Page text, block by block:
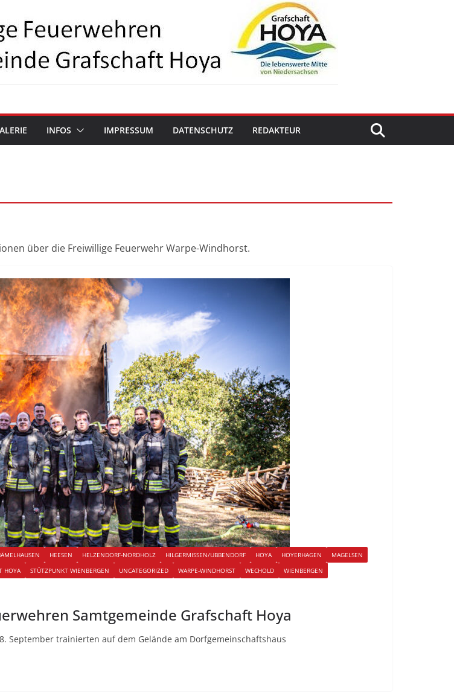
INFOS IMPRESSUM DATENSCHUTZ REDAKTEUR
über die Freiwillige Feuerwehr Warpe-Windhorst.
HEESEN HELZENDORF-NORDHOLZ HILGERMISSEN/UBBENDORF HOYA HOYERHAGEN
MAGELSEN
HOYA STÜTZPUNKT WIENBERGEN UNCATEGORIZED WARPE-WINDHORST WECHOLD WIENBERGEN
Samtgemeinde Grafschaft Hoya
September trainierten auf dem Gelände am Dorfgemeinschaftshaus